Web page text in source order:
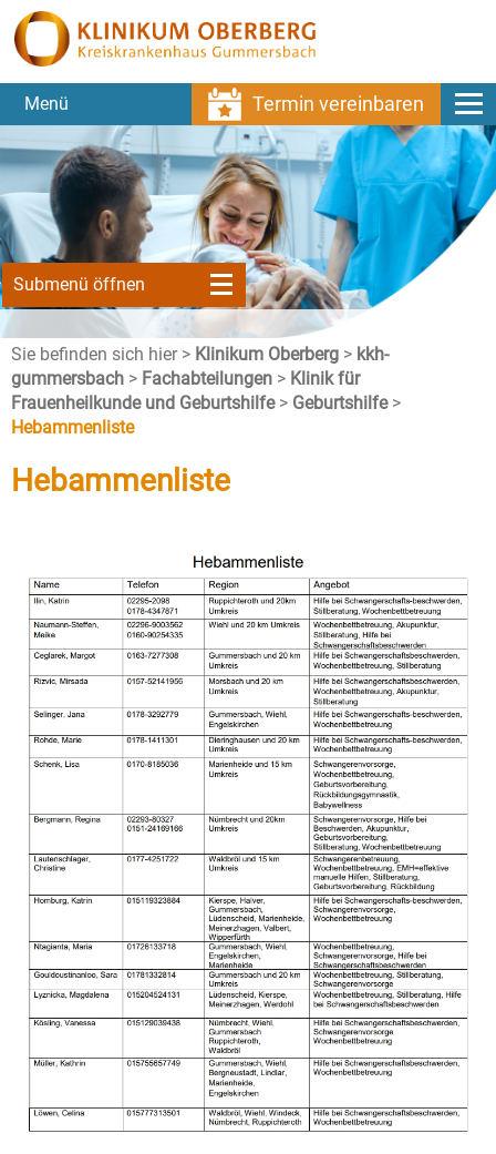
Termin vereinbaren
Menü
Submenü öffnen
Sie befinden sich hier > Klinikum Oberberg > kkh-
gummersbach > Fachabteilungen > Klinik für
Frauenheilkunde und Geburtshilfe > Geburtshilfe >
Hebammenliste
Hebammenliste